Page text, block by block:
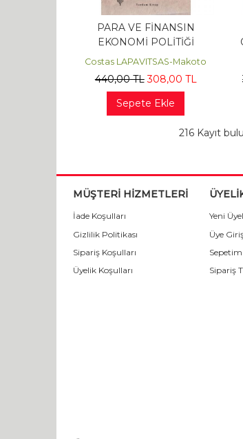
PARA VE FİNANSIN
EKONOMİ POLİTİĞİ
Costas LAPAVITSAS-Makoto
ITOH
440,00TL 308,00 TL
Sepete Ekle
216 Kayıt
MÜŞTERİ HİZMETLERİ
İade Koşulları
Gizlilik Politikası
Sipariş Koşulları
Üyelik Koşulları
Yeni
Üye
Sepetim
Sipariş